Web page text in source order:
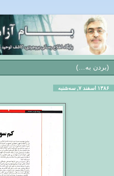
۱۳۸۶ اسفند ۷, سه‌شنبه